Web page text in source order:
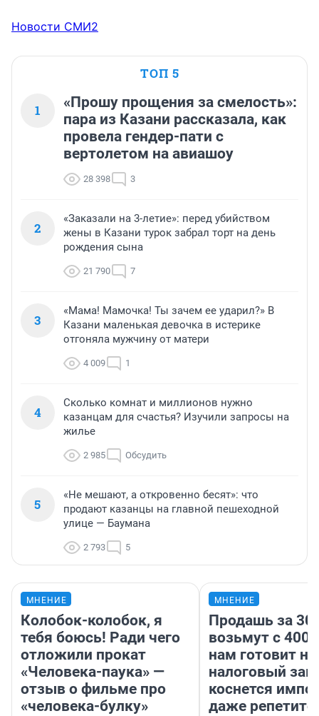
Новости СМИ2
ТОП 5
1
«Прошу прощения за смелость»:
пара из Казани рассказала, как
провела гендер-пати с
вертолетом на авиашоу
28 398 3
2
«Заказали на 3-летие»: перед убийством
жены в Казани турок забрал торт на день
рождения сына
21 790 7
3
«Мама! Мамочка! Ты зачем ее ударил?» В
Казани маленькая девочка в истерике
отгоняла мужчину от матери
4 009 1
4
Сколько комнат и миллионов нужно
казанцам для счастья? Изучили запросы на
жилье
2 985 Обсудить
5
«Не мешают, а откровенно бесят»: что
продают казанцы на главной пешеходной
улице — Баумана
2 793 5
МНЕНИЕ
Колобок-колобок, я
тебя боюсь! Ради чего
отложили прокат
«Человека-паука» —
отзыв о фильме про
«человека-булку»
МНЕНИЕ
Продашь за
возьмут с
нам готовит
налоговый
коснется
даже